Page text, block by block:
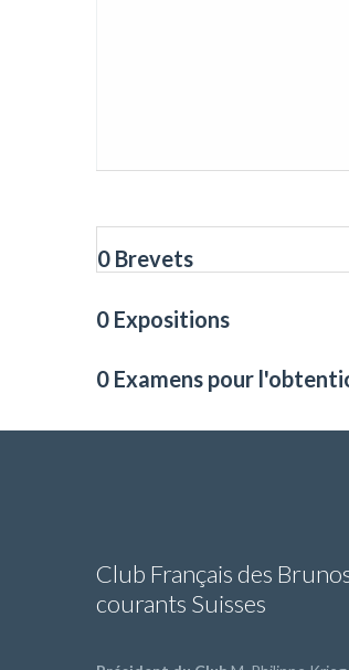
0 Brevets
0 Expositions
0 Examens pour
Club Français des
courants Suisses